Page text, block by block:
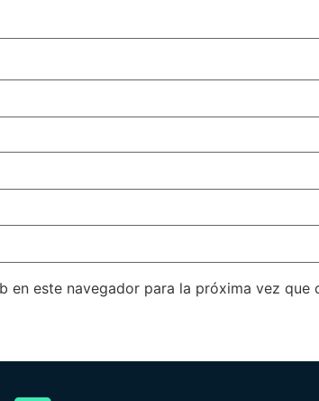
en este navegador para la próxima vez que